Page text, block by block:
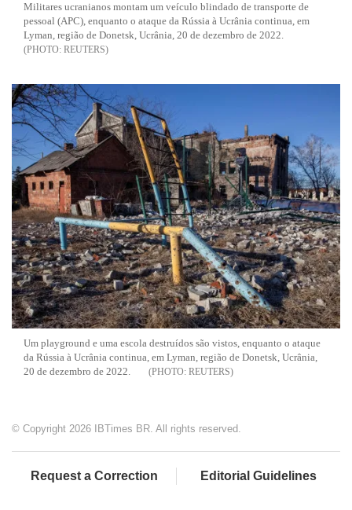
Militares ucranianos montam um veículo blindado de transporte de
pessoal (APC), enquanto o ataque da Rússia à Ucrânia continua, em
Lyman, região de Donetsk, Ucrânia, 20 de dezembro de 2022.
REUTERS
Um playground e uma escola destruídos são vistos, enquanto o ataque
da Rússia à Ucrânia continua, em Lyman, região de Donetsk, Ucrânia,
20 de dezembro de 2022.
REUTERS
© Copyright 2026 IBTimes BR. All rights reserved.
Request a Correction Editorial Guidelines